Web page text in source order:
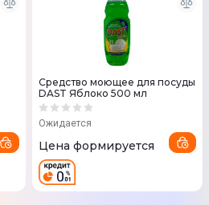
Средство моющее для посуды
DAST Яблоко 500 мл
Ожидается
Цена формируется